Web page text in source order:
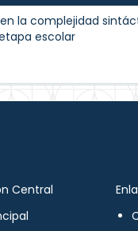
la complejidad
escolar
Central